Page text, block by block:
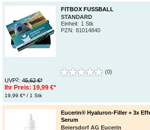
FITBOX FUSSBALL
STANDARD
Einheit: 1 Stk
PZN : 81014840
(0)
UVP2: 45,62 €*
Ihr Preis: 19,99 €*
19,99 €* / 1 Stk
Eucerin® Hyaluron-Filler + 3x
Serum
Beiersdorf AG Eucerin